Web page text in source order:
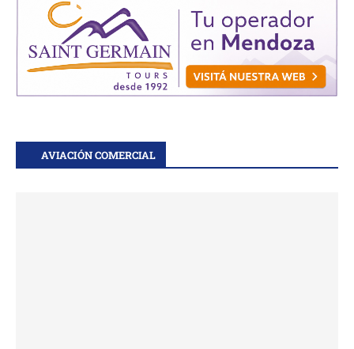
AVIACIÓN COMERCIAL